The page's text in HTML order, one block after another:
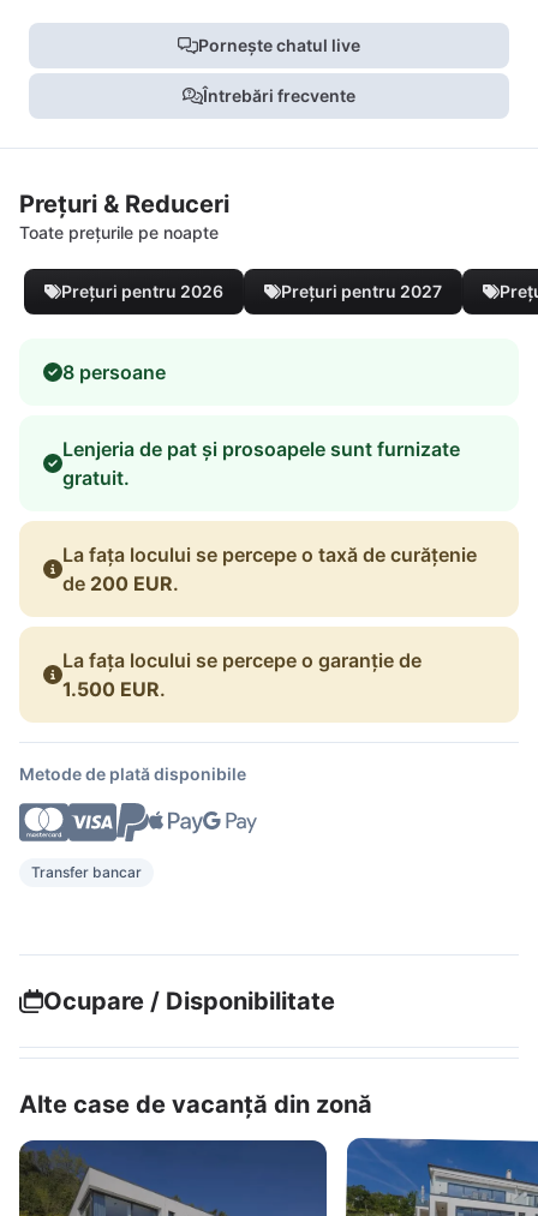
Pornește chatul live
Întrebări frecvente
Prețuri & Reduceri
Toate prețurile pe noapte
Prețuri pentru 2026 Prețuri pentru 2027
8 persoane
Lenjeria de pat și prosoapele sunt furnizate
gratuit.
La fața locului se percepe o taxă de curățenie
de 200 EUR.
La fața locului se percepe o garanție de
1.500 EUR.
Metode de plată disponibile
Transfer bancar
Ocupare / Disponibilitate
Alte case de vacanță din zonă